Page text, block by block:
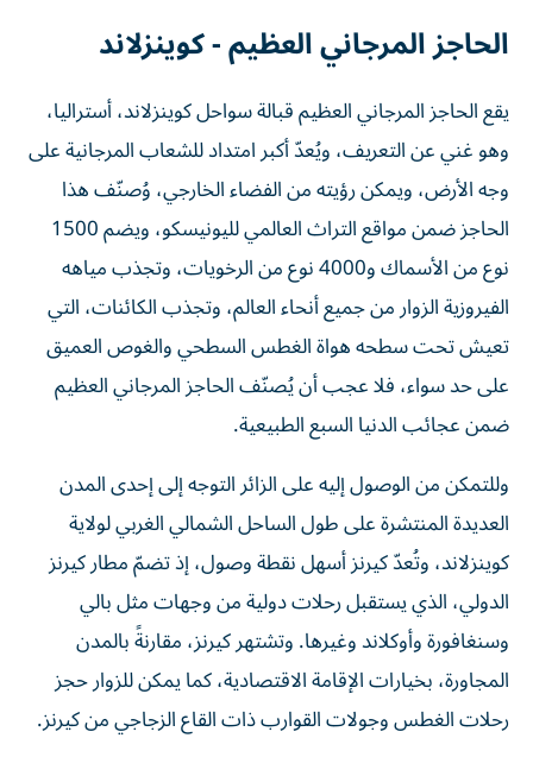
الحاجز المرجاني العظيم - كوينزلاند
يقع الحاجز المرجاني العظيم قبالة سواحل كوينزلاند، أستراليا،
وهو غني عن التعريف، ويُعدّ أكبر امتداد للشعاب المرجانية على
وجه الأرض، ويمكن رؤيته من الفضاء الخارجي، وُصنّف هذا
الحاجز ضمن مواقع التراث العالمي لليونيسكو، ويضم 1500
نوع من الأسماك و4000 نوع من الرخويات، وتجذب مياهه
الفيروزية الزوار من جميع أنحاء العالم، وتجذب الكائنات، التي
تعيش تحت سطحه هواة الغطس السطحي والغوص العميق
على حد سواء، فلا عجب أن يُصنّف الحاجز المرجاني العظيم
ضمن عجائب الدنيا السبع الطبيعية.
وللتمكن من الوصول إليه على الزائر التوجه إلى إحدى المدن
العديدة المنتشرة على طول الساحل الشمالي الغربي لولاية
كوينزلاند، وتُعدّ كيرنز أسهل نقطة وصول، إذ تضمّ مطار كيرنز
الدولي، الذي يستقبل رحلات دولية من وجهات مثل بالي
وسنغافورة وأوكلاند وغيرها. وتشتهر كيرنز، مقارنةً بالمدن
المجاورة، بخيارات الإقامة الاقتصادية، كما يمكن للزوار حجز
رحلات الغطس وجولات القوارب ذات القاع الزجاجي من كيرنز.